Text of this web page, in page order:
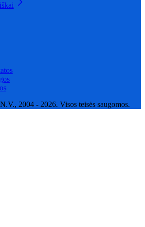
2004 - 2026. Visos teisės saugomos.